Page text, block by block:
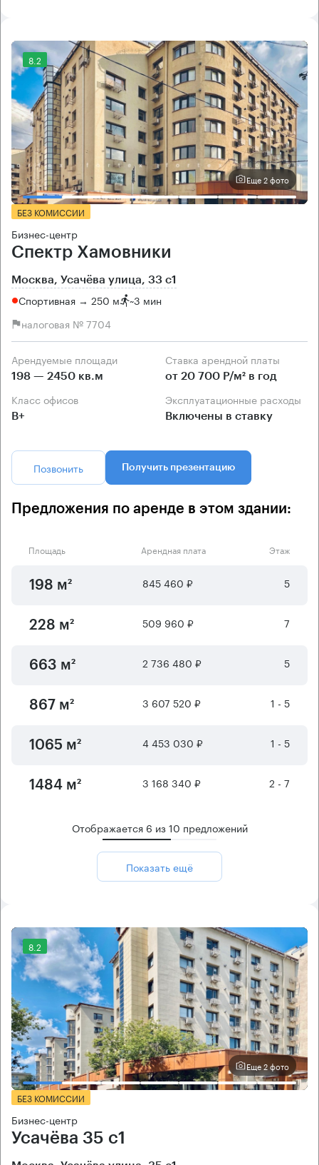
8.2
Еще 2 фото
БЕЗ КОМИССИИ
Бизнес-центр
Спектр Хамовники
Москва, Усачёва улица, 33 с1
Спортивная → 250 м ~3 мин
налоговая № 7704
Арендуемые площади
198 — 2450 кв.м
Ставка арендной платы
от 20 700 Р/м² в год
Класс офисов
B+
Эксплуатационные расходы
Включены в ставку
Позвонить Получить презентацию
Предложения по аренде в этом здании:
Площадь Арендная плата Этаж
198 м² 845 460 ₽ 5
228 м² 509 960 ₽ 7
663 м² 2 736 480 ₽ 5
867 м² 3 607 520 ₽ 1 - 5
1065 м² 4 453 030 ₽ 1 - 5
1484 м² 3 168 340 ₽ 2 - 7
Отображается 6 из10 предложений
Показать ещё
8.2
Еще 2 фото
БЕЗ КОМИССИИ
Бизнес-центр
Усачёва 35 с1